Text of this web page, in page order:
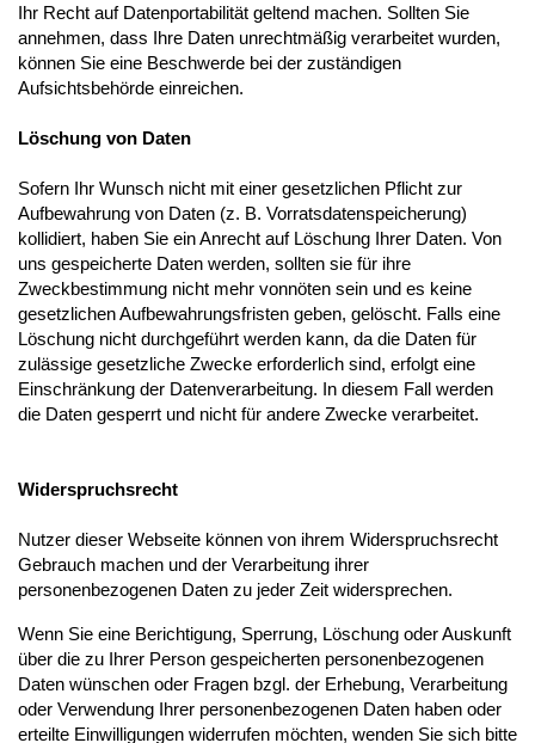
Ihr Recht auf Datenportabilität geltend machen. Sollten Sie
annehmen, dass Ihre Daten unrechtmäßig verarbeitet wurden,
können Sie eine Beschwerde bei der zuständigen
Aufsichtsbehörde einreichen.
Löschung von Daten
Sofern Ihr Wunsch nicht mit einer gesetzlichen Pflicht zur
Aufbewahrung von Daten (z. B. Vorratsdatenspeicherung)
kollidiert, haben Sie ein Anrecht auf Löschung Ihrer Daten. Von
uns gespeicherte Daten werden, sollten sie für ihre
Zweckbestimmung nicht mehr vonnöten sein und es keine
gesetzlichen Aufbewahrungsfristen geben, gelöscht. Falls eine
Löschung nicht durchgeführt werden kann, da die Daten für
zulässige gesetzliche Zwecke erforderlich sind, erfolgt eine
Einschränkung der Datenverarbeitung. In diesem Fall werden
die Daten gesperrt und nicht für andere Zwecke verarbeitet.
Widerspruchsrecht
Nutzer dieser Webseite können von ihrem Widerspruchsrecht
Gebrauch machen und der Verarbeitung ihrer
personenbezogenen Daten zu jeder Zeit widersprechen.
Wenn Sie eine Berichtigung, Sperrung, Löschung oder Auskunft
über die zu Ihrer Person gespeicherten personenbezogenen
Daten wünschen oder Fragen bzgl. der Erhebung, Verarbeitung
oder Verwendung Ihrer personenbezogenen Daten haben oder
erteilte Einwilligungen widerrufen möchten, wenden Sie sich bitte